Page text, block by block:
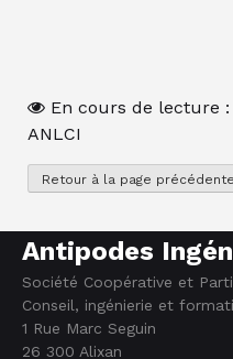
En cours de lecture :
ANLCI
Antipodes
Société Coopérative et
Conseil, ingénierie et
1 Rue Marc Seguin
26 300 Alixan